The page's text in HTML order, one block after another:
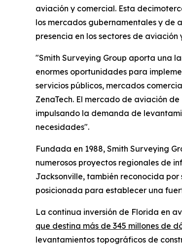
aviación y comercial. Esta
los mercados gubernamentales y de
presencia en los sectores de aviación
"Smith Surveying Group aporta una
enormes oportunidades para
servicios públicos, mercados
ZenaTech. El mercado de aviación
impulsando la demanda de
necesidades".
Fundada en 1988, Smith Surveying
numerosos proyectos regionales de
Jacksonville, también reconocida por
posicionada para establecer una
La continua inversión de Florida en
que destina más de 345 millones de
levantamientos topográficos de